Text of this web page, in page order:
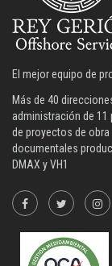
El mejor equipo de
Más de 40
administración de
de proyectos de
documentales
DMAX y VH1